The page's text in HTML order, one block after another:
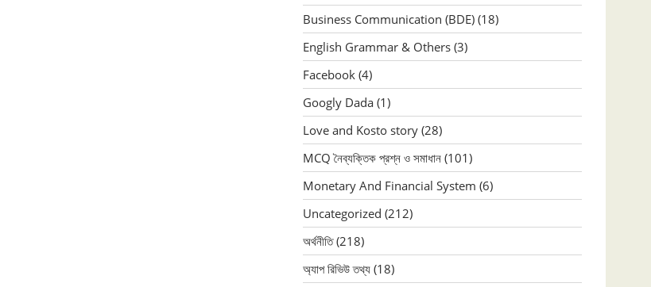
Business Communication (BDE) (18)
English Grammar & Others (3)
Facebook (4)
Googly Dada (1)
Love and Kosto story (28)
MCQ নৈব্যক্তিক প্রশ্ন ও সমাধান (101)
Monetary And Financial System (6)
Uncategorized (212)
অর্থনীতি(218)
অ্যাপ রিভিউ তথ্য (18)